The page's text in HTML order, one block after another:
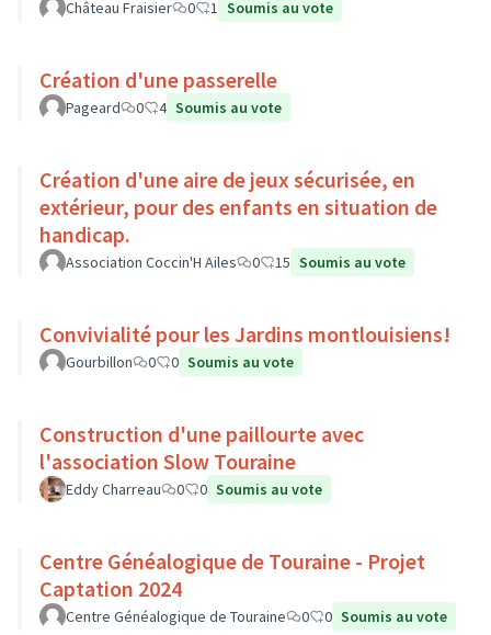
Château Fraisier 0 1 Soumis au vote
Création d'une passerelle
Pageard 0 4 Soumis au vote
Création d'une aire de jeux sécurisée, en
extérieur, pour des enfants en situation de
handicap.
Association Coccin'H Ailes 0 15 Soumis au vote
Convivialité pour les Jardins montlouisiens!
Gourbillon 0 0 Soumis au vote
Construction d'une paillourte avec
l'association Slow Touraine
Eddy Charreau 0 0 Soumis au vote
Centre Généalogique de Touraine - Projet
Captation 2024
Centre Généalogique de Touraine 0 0 Soumis au vote